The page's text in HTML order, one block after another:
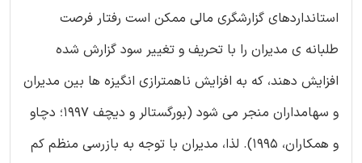
استانداردهای گزارشگری مالی ممکن است رفتار فرصت
طلبانه ی مدیران را با تحریف و تغییر سود گزارش شده
افزایش دهند، که به افزایش ناهمترازی انگیزه ها بین مدیران
و سهامداران منجر می شود (بورگستالر و دیچف 1997؛ دچاو
و همکاران، 1995). لذا، مدیران با توجه به بازرسی منظم کم